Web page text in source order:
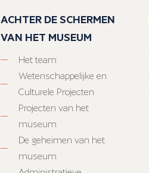
ACHTER DE SCHERMEN
VAN HET MUSEUM
Het team
Wetenschappelijke en
Culturele Projecten
Projecten van het
museum
De geheimen van het
museum